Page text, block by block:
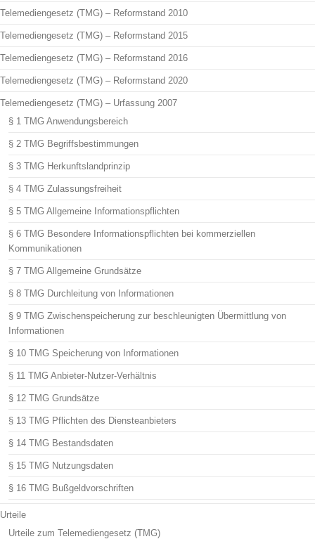
Telemediengesetz (TMG) – Reformstand 2010
Telemediengesetz (TMG) – Reformstand 2015
Telemediengesetz (TMG) – Reformstand 2016
Telemediengesetz (TMG) – Reformstand 2020
Telemediengesetz (TMG) – Urfassung 2007
§ 1 TMG Anwendungsbereich
§ 2 TMG Begriffsbestimmungen
§ 3 TMG Herkunftslandprinzip
§ 4 TMG Zulassungsfreiheit
§ 5 TMG Allgemeine Informationspflichten
§ 6 TMG Besondere Informationspflichten bei kommerziellen
Kommunikationen
§ 7 TMG Allgemeine Grundsätze
§ 8 TMG Durchleitung von Informationen
§ 9 TMG Zwischenspeicherung zur beschleunigten Übermittlung von
Informationen
§ 10 TMG Speicherung von Informationen
§ 11 TMG Anbieter-Nutzer-Verhältnis
§ 12 TMG Grundsätze
§ 13 TMG Pflichten des Diensteanbieters
§ 14 TMG Bestandsdaten
§ 15 TMG Nutzungsdaten
§ 16 TMG Bußgeldvorschriften
Urteile
Urteile zum Telemediengesetz (TMG)